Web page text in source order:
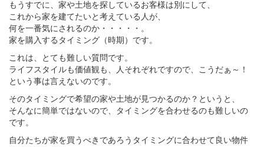
もうすでに、家や土地を探しているお客様は別にして、
これから家を建てたいと考えている人が、
何を一番気にされるのか・・・・・。
家を購入するタイミング（時期）です。
これは、とても難しい質問です。
ライフスタイルも価値観も、人それぞれですので、こうだぁ～！
という事は言えないのです。
そのタイミングで希望の家や土地が見つかるのか？というと、
そんなに簡単ではないので、タイミングを合わせるのも難しいの
です。
自分たちが家を買うべきであろうタイミングに合わせて良い物件